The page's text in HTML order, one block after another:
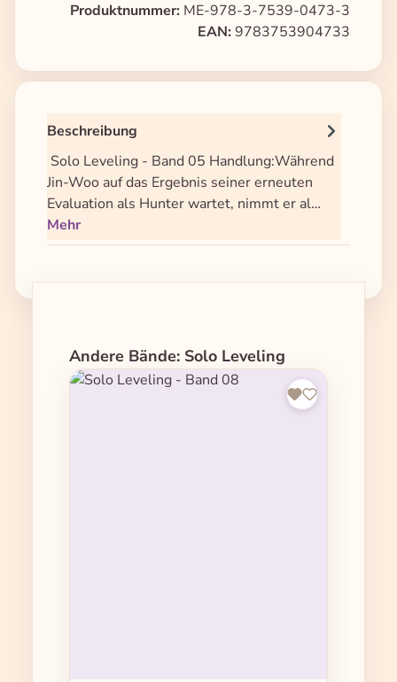
Produktnummer: ME-978-3-7539-0473-3
EAN: 9783753904733
Beschreibung
Solo Leveling - Band 05 Handlung:Während
Jin-Woo auf das Ergebnis seiner erneuten
Evaluation als Hunter wartet, nimmt er al…
Mehr
Produktgalerie überspringen
Andere Bände: Solo Leveling